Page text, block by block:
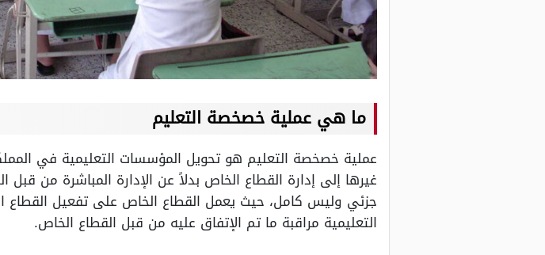
ما هي عملية خصخصة التعليم
عملية خصخصة التعليم هو تحويل المؤسسات التعليمية في
غيرها إلى إدارة القطاع الخاص بدلاً عن الإدارة المباشرة من
جزئي وليس كامل، حيث يعمل القطاع الخاص على تفعيل القطاع
التعليمية مراقبة ما تم الإتفاق عليه من قبل القطاع الخاص.